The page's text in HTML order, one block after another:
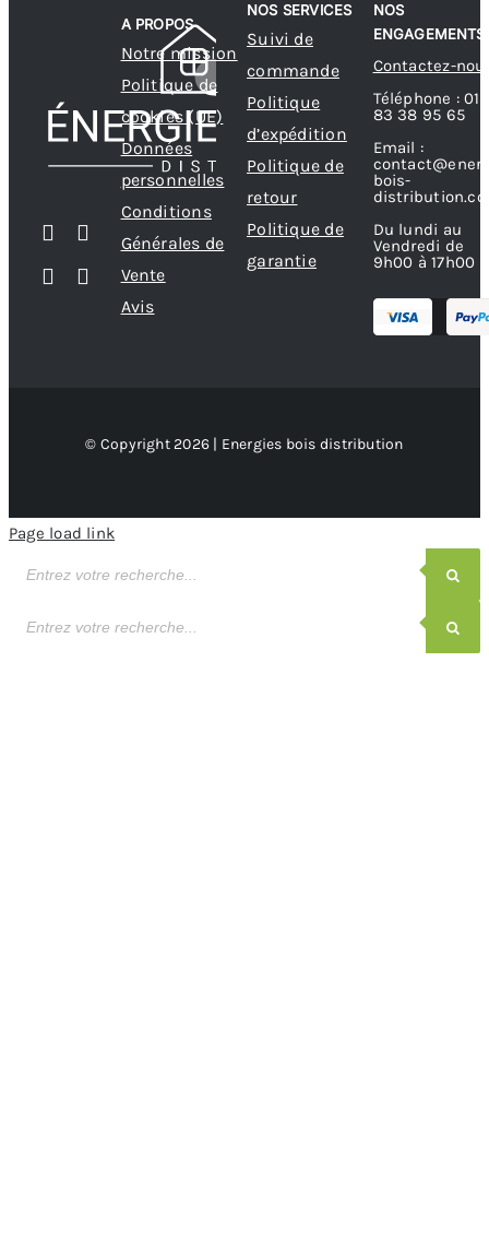
A PROPOS
Notre mission
Politique de
cookies (UE)
Données
personnelles
Conditions
Générales de
Vente
Avis
NOS SERVICES
Suivi de
commande
Politique
d’expédition
Politique de
retour
Politique de
garantie
NOS
ENGAGEMENTS
Contactez-
Téléphone : 01
83 38 95 65
Email :
bois-
Du lundi au
Vendredi de
9h00 à 17h00
© Copyright 2026 | Energies bois distribution
Page load link
de
de